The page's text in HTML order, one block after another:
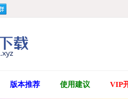
版本推荐 使用建议 VIP